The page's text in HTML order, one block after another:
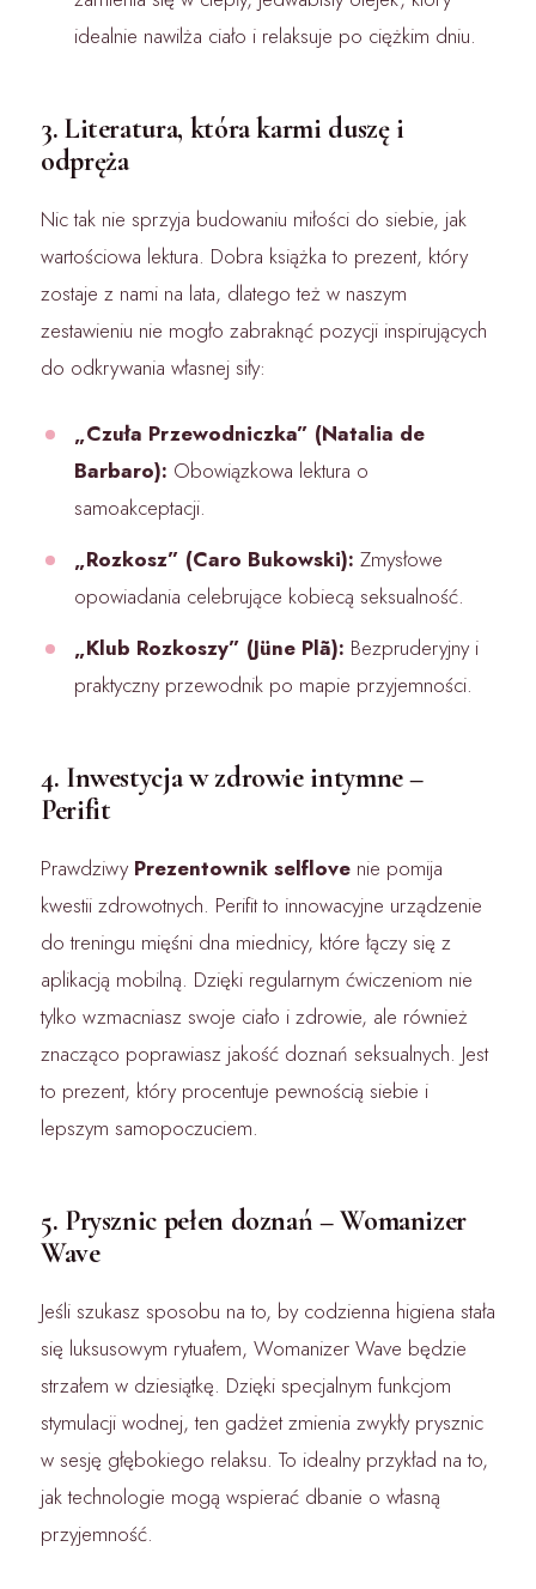
idealnie nawilża ciało i relaksuje po ciężkim dniu.
3. Literatura, która karmi duszę i
odpręża
Nic tak nie sprzyja budowaniu miłości do siebie, jak
wartościowa lektura. Dobra książka to prezent, który
zostaje z nami na lata, dlatego też w naszym
zestawieniu nie mogło zabraknąć pozycji inspirujących
do odkrywania własnej siły:
„Czuła Przewodniczka” (Natalia de
Barbaro): Obowiązkowa lektura o
samoakceptacji.
„Rozkosz” (Caro Bukowski): Zmysłowe
opowiadania celebrujące kobiecą seksualność.
„Klub Rozkoszy” (Jüne Plã): Bezpruderyjny i
praktyczny przewodnik po mapie przyjemności.
4. Inwestycja w zdrowie intymne –
Perifit
Prawdziwy Prezentownik selflove nie pomija
kwestii zdrowotnych. Perifit to innowacyjne urządzenie
do treningu mięśni dna miednicy, które łączy się z
aplikacją mobilną. Dzięki regularnym ćwiczeniom nie
tylko wzmacniasz swoje ciało i zdrowie, ale również
znacząco poprawiasz jakość doznań seksualnych. Jest
to prezent, który procentuje pewnością siebie i
lepszym samopoczuciem.
5. Prysznic pełen doznań – Womanizer
Wave
Jeśli szukasz sposobu na to, by codzienna higiena stała
się luksusowym rytuałem, Womanizer Wave będzie
strzałem w dziesiątkę. Dzięki specjalnym funkcjom
stymulacji wodnej, ten gadżet zmienia zwykły prysznic
w sesję głębokiego relaksu. To idealny przykład na to,
jak technologie mogą wspierać dbanie o własną
przyjemność.